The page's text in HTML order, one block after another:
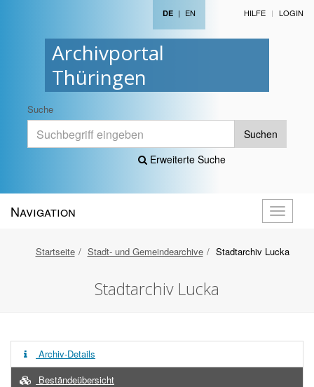
Archivportal
Thüringen
DE | EN HILFE LOGIN
Suche
Suchen
Erweiterte Suche
öffnen
Navigation
Startseite Stadt- und Gemeindearchive Stadtarchiv Lucka
Stadtarchiv Lucka
Archiv-Details
Beständeübersicht